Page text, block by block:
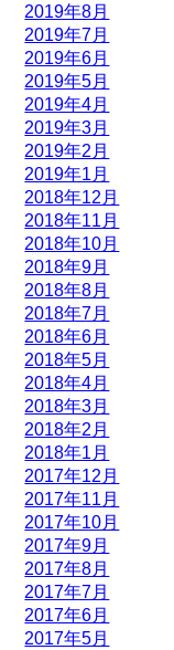
2019年8月
2019年7月
2019年6月
2019年5月
2019年4月
2019年3月
2019年2月
2019年1月
2018年12月
2018年11月
2018年10月
2018年9月
2018年8月
2018年7月
2018年6月
2018年5月
2018年4月
2018年3月
2018年2月
2018年1月
2017年12月
2017年11月
2017年10月
2017年9月
2017年8月
2017年7月
2017年6月
2017年5月